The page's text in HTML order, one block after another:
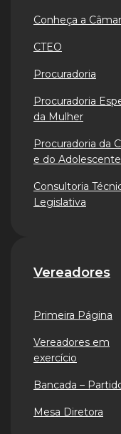
Conheça a
CTEO
Procuradoria
Procuradoria
da Mulher
Procuradoria da
e do Adolescente
Consultoria
Legislativa
Vereadores
Primeira Página
Vereadores em
exercício
Bancada –
Mesa Diretora